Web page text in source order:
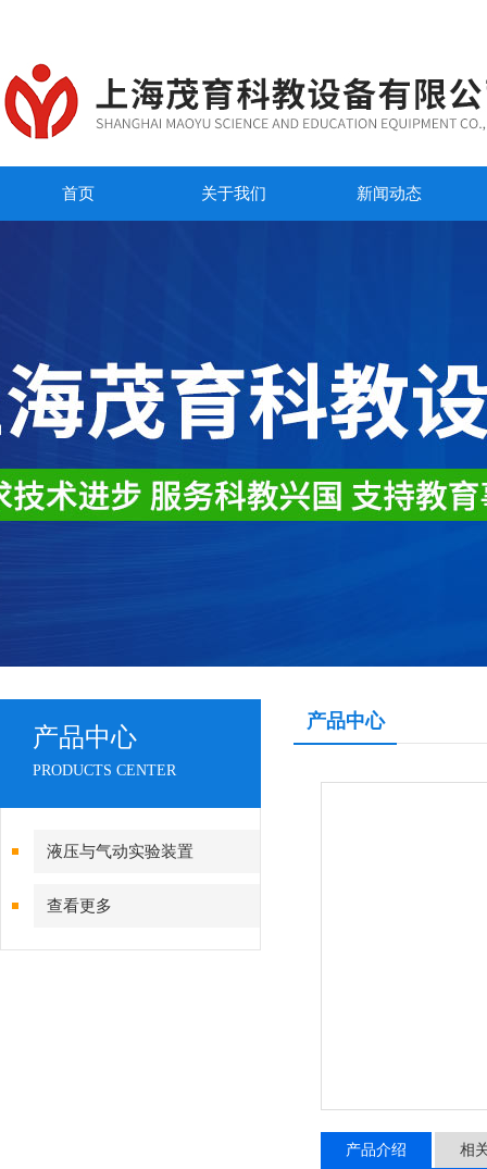
首页 关于我们 新闻动态
产品中心
PRODUCTS CENTER
液压与气动实验装置
查看更多
产品中心
产品介绍 相